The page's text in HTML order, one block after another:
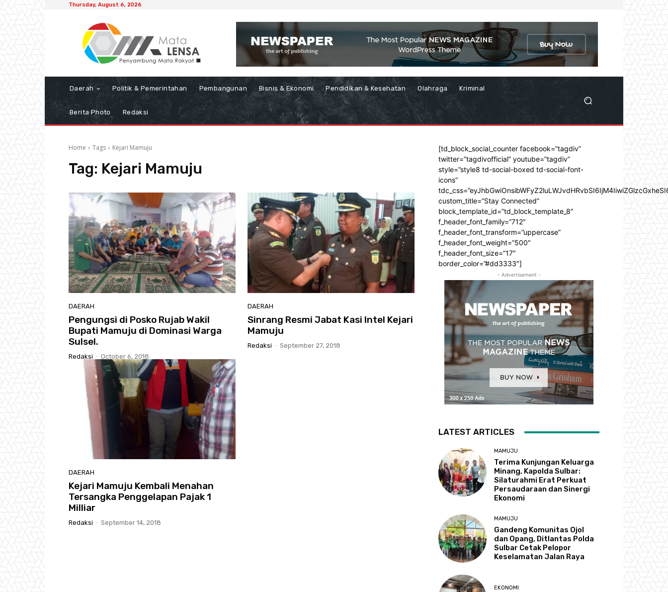
Thursday, August 6, 2026
Daerah Politik & Pemerintahan Pembangunan Bisnis & Ekonomi Pendidikan & Kesehatan Olahraga Kriminal
Berita Photo Redaksi
Home Tags Kejari Mamuju
Tag: Kejari Mamuju
DAERAH
Pengungsi di Posko Rujab Wakil
Bupati Mamuju di Dominasi Warga
Sulsel.
Redaksi - October 6, 2018
DAERAH
Sinrang Resmi Jabat Kasi Intel Kejari
Mamuju
Redaksi - September 27, 2018
DAERAH
Kejari Mamuju Kembali Menahan
Tersangka Penggelapan Pajak 1
Milliar
Redaksi - September 14, 2018
[td_block_social_counter facebook=”tagdiv”
twitter=”tagdivofficial” youtube=”tagdiv”
style=”style8 td-social-boxed td-social-font-
icons”
custom_title=”Stay Connected”
block_template_id=”td_block_template_8″
f_header_font_family=”712″
f_header_font_transform=”uppercase”
f_header_font_weight=”500″
f_header_font_size=”17″
border_color=”#dd3333″]
- Advertisement -
LATEST ARTICLES
MAMUJU
Terima Kunjungan Keluarga
Minang, Kapolda Sulbar:
Silaturahmi Erat Perkuat
Persaudaraan dan Sinergi
Ekonomi
MAMUJU
Gandeng Komunitas Ojol
dan Opang, Ditlantas Polda
Sulbar Cetak Pelopor
Keselamatan Jalan Raya
EKONOMI